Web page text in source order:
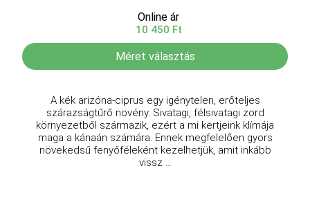
Online ár
10 450 Ft
Méret választás
A kék arizóna-ciprus egy igénytelen, erőteljes
szárazságtűrő növény. Sivatagi, félsivatagi zord
környezetből származik, ezért a mi kertjeink klímája
maga a kánaán számára. Ennek megfelelően gyors
növekedsű fenyőféleként kezelhetjük, amit inkább
vissz ...